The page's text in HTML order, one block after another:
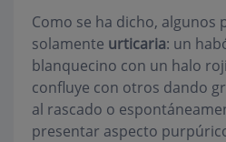
Como se ha dicho, algunos
solamente urticaria: un
blanquecino con un halo
confluye con otros dando
al rascado o
presentar aspecto